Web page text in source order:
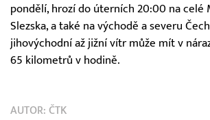
pondělí, hrozí do úterních 20:00 na celé
Slezska, a také na východě a severu
jihovýchodní až jižní vítr může mít v
65 kilometrů v hodině.
AUTOR: ČTK